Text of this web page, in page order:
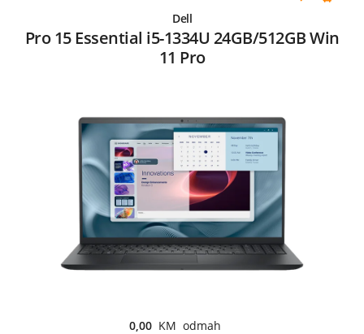
Dell
Pro 15 Essential i5-1334U 24GB/512GB Win
11 Pro
0,00 KM odmah